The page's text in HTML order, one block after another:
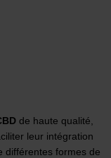
de haute qualité,
leur intégration
différentes formes de